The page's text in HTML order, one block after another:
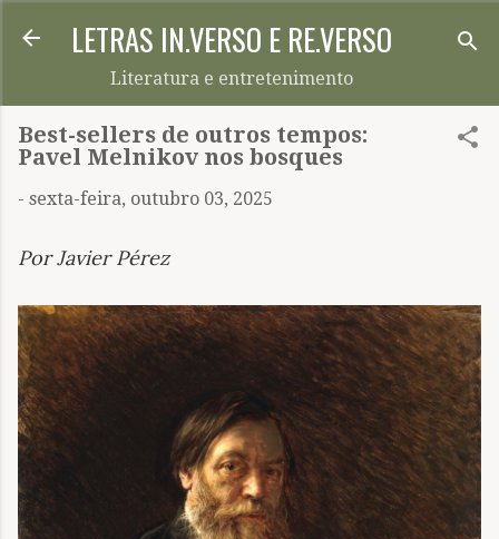
Pular para o conteúdo principal
LETRAS IN.VERSO E RE.VERSO
Literatura e entretenimento
Best-sellers de outros tempos:
Pavel Melnikov nos bosques
- sexta-feira, outubro 03, 2025
Por Javier Pérez